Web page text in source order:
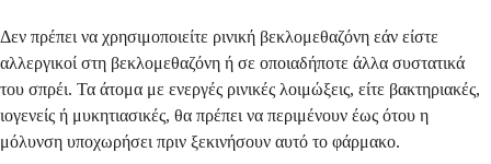
Δεν πρέπει να χρησιμοποιείτε ρινική βεκλομεθαζόνη εάν είστε
αλλεργικοί στη βεκλομεθαζόνη ή σε οποιαδήποτε άλλα συστατικά
του σπρέι. Τα άτομα με ενεργές ρινικές λοιμώξεις, είτε βακτηριακές,
ιογενείς ή μυκητιασικές, θα πρέπει να περιμένουν έως ότου η
μόλυνση υποχωρήσει πριν ξεκινήσουν αυτό το φάρμακο.